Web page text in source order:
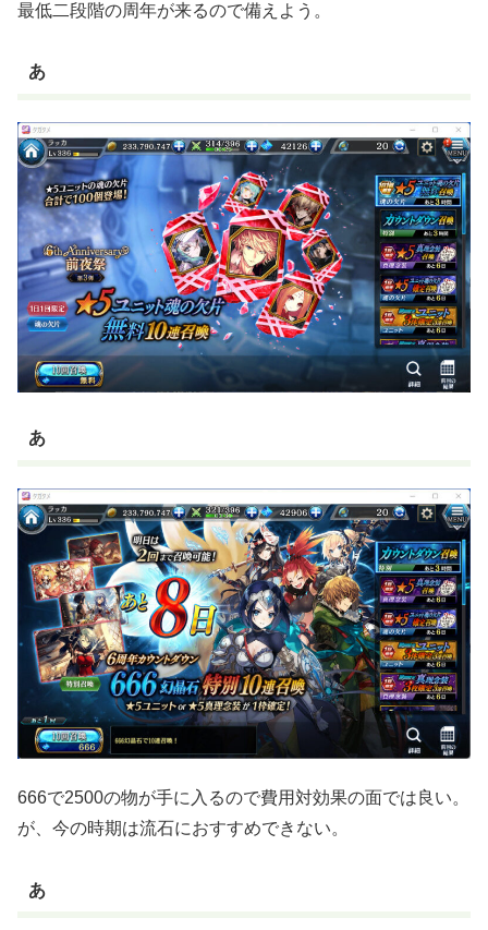
最低二段階の周年が来るので備えよう。
あ
あ
666で2500の物が手に入るので費用対効果の面では良い。
が、今の時期は流石におすすめできない。
あ